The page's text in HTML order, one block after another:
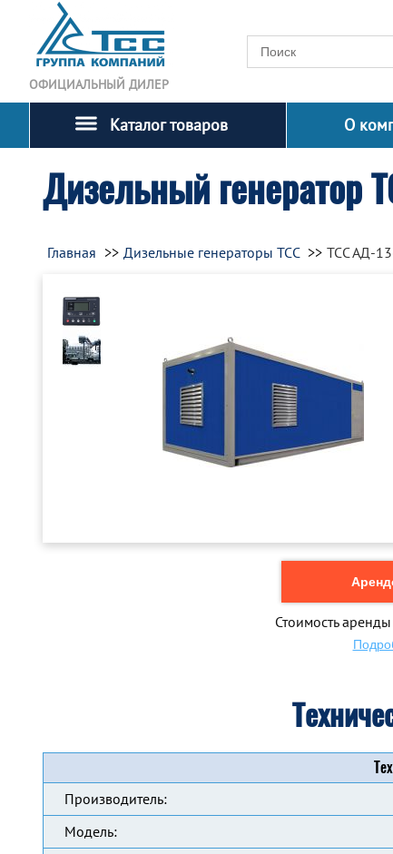
ОФИЦИАЛЬНЫЙ ДИЛЕР
Каталог товаров О
Дизельный генератор
Главная Дизельные генераторы ТСС
ТСС АД-
Стоимость
Производитель:
Модель: